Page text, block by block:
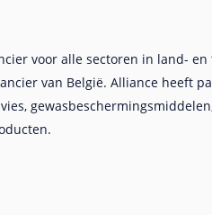
voor alle sectoren in land-
van België. Alliance heeft